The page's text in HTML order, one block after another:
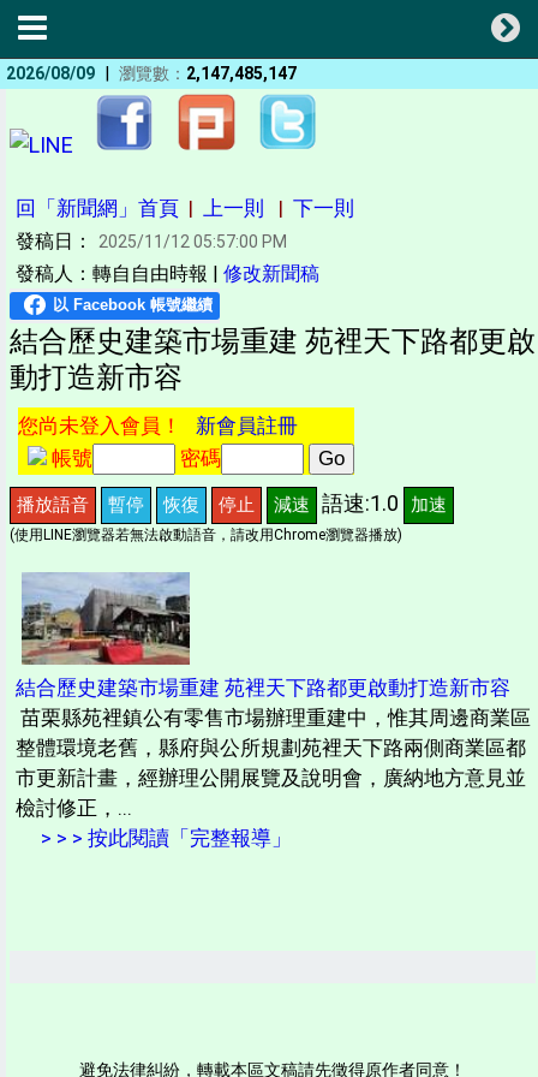
2026/08/09 | 瀏覽數： 2,147,485,147
回「新聞網」首頁 | 上一則 | 下一則
發稿日： 2025/11/12 05:57:00 PM
發稿人：轉自自由時報 | 修改新聞稿
結合歷史建築市場重建 苑裡天下路都更啟
動打造新市容
您尚未登入會員！ 新會員註冊
帳號
密碼
播放語音 暫停 恢復 停止 減速 語速:1.0 加速
(使用LINE瀏覽器若無法啟動語音，請改用Chrome瀏覽器播放)
結合歷史建築市場重建 苑裡天下路都更啟動打造新市容
苗栗縣苑裡鎮公有零售市場辦理重建中，惟其周邊商業區
整體環境老舊，縣府與公所規劃苑裡天下路兩側商業區都
市更新計畫，經辦理公開展覽及說明會，廣納地方意見並
檢討修正，...
> > > 按此閱讀「完整報導」
避免法律糾紛，轉載本區文稿請先徵得原作者同意！